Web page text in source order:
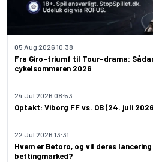
Fra Giro-triumf til Tour-drama:
cykelsommeren 2026
05 Aug 2026 10:38
Optakt: Viborg FF vs. OB (24. juli
24 Jul 2026 08:53
Hvem er Betoro, og vil deres
bettingmarked?
22 Jul 2026 13:31